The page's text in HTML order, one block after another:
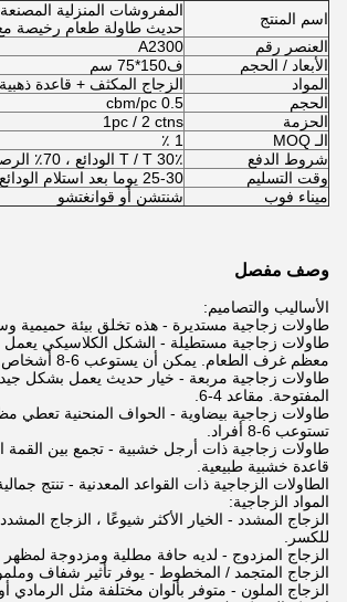
اسم المنتج
المفروشات المنزلية
حديث طاولة طعام رخيصة
العنصر رقم
A2300
الأبعاد / الحجم
ف150*75 سم
المواد
الزجاج المكثف + قاعدة
الحجم
0.5 cbm/pc
الحزمة
1pc / 2 ctns
الـ MOQ
1 ٪
شروط الدفع
T / T 30٪ الودائع ، 70٪ الرصيد المدفوع قبل الشحن
وقت التسليم
25-30 يوما بعد استلام الودائع
ميناء فوب
شنتشن أو قوانغتشو
وصف مفصل
الأساليب والتصاميم:
طاولات زجاجية مستديرة - هذه تخلق بيئة حميمية
طاولات زجاجية مستطيلة - الشكل الكلاسيكي
معظم غرف الطعام. يمكن أن يستوعب 6-8 أشخاص.
طاولات زجاجية مربعة - خيار حديث يعمل بشكل
المفتوحة. مقاعد 4-6.
طاولات زجاجية بيضاوية - الحواف المنحنية تعطي
تستوعب 6-8 أفراد.
طاولات زجاجية ذات أرجل خشبية - تجمع بين القمة
قاعدة خشبية طبيعية.
الطاولات الزجاجية ذات القواعد المعدنية - تنتج
المواد الزجاجية:
الزجاج المشدد - الخيار الأكثر شيوعًا ، الزجاج
للكسر.
الزجاج المزدوج - لديه حافة مطلية ومزدوجة لمظهر
الزجاج المتجمد / المخطوط - يوفر تأثير شفاف
الزجاج الملون - متوفر بألوان مختلفة مثل الرمادي